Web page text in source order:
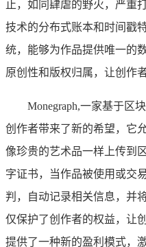
止，如同肆虐的野火，严重
技术的分布式账本和时间戳
统，能够为作品提供唯一的
原创性和版权归属，让创作
Monegraph,一家基于区
创作者带来了新的希望，它
像珍贵的艺术品一样上传到
字证书，当作品被使用或交
判，自动记录相关信息，并
仅保护了创作者的权益，让
提供了一种新的盈利模式，